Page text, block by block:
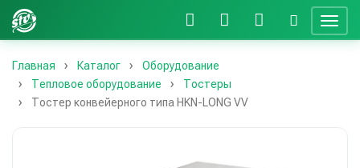
Главная Каталог
Оборудование
Тепловое оборудование
Тостеры
Тостер конвейерного типа HKN-LONG VV